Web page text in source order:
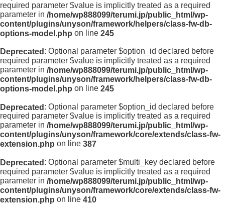
required parameter $value is implicitly treated as a required
parameter in /home/wp888099/terumi.jp/public_html/wp-
content/plugins/unyson/framework/helpers/class-fw-db-
options-model.php on line 245
Deprecated : Optional parameter $option_id declared before
required parameter $value is implicitly treated as a required
parameter in /home/wp888099/terumi.jp/public_html/wp-
content/plugins/unyson/framework/helpers/class-fw-db-
options-model.php on line 245
Deprecated: Optional parameter $option_id declared before
required parameter $value is implicitly treated as a required
parameter in /home/wp888099/terumi.jp/public_html/wp-
content/plugins/unyson/framework/core/extends/class-fw-
extension.php on line 387
Deprecated : Optional parameter $multi_key declared before
required parameter $value is implicitly treated as a required
parameter in /home/wp888099/terumi.jp/public_html/wp-
content/plugins/unyson/framework/core/extends/class-fw-
extension.php on line 410